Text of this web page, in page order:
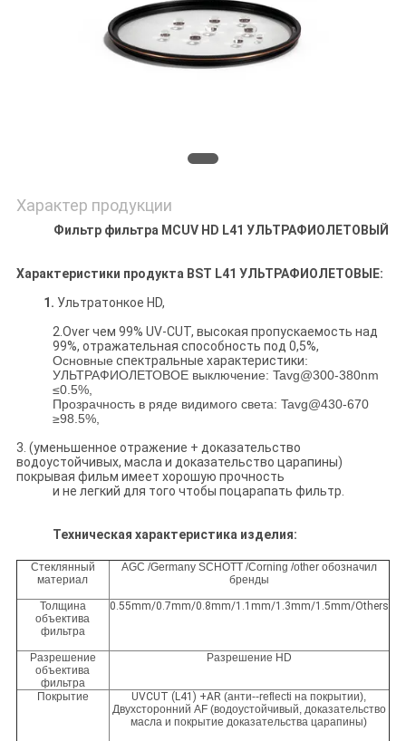
Характер продукции
Фильтр фильтра MCUV HD L41 УЛЬТРАФИОЛЕТОВЫЙ
Характеристики продукта BST L41 УЛЬТРАФИОЛЕТОВЫЕ:
1. Ультратонкое HD,
2.Over чем 99% UV-CUT, высокая пропускаемость над
99%, отражательная способность под 0,5%,
Основные спектральные характеристики:
УЛЬТРАФИОЛЕТОВОЕ выключение: Tavg@300-380nm
≤0.5%,
Прозрачность в ряде видимого света: Tavg@430-670
≥98.5%,
3. (уменьшенное отражение + доказательство
водоустойчивых, масла и доказательство царапины)
покрывая фильм имеет хорошую прочность
и не легкий для того чтобы поцарапать фильтр.
Техническая характеристика изделия:
Стеклянный
материал
AGC /Germany SCHOTT /Corning /other обозначил
бренды
Толщина
объектива
фильтра
0.55mm/0.7mm/0.8mm/1.1mm/1.3mm/1.5mm/Others
Разрешение
объектива
фильтра
Разрешение HD
Покрытие UVCUT (L41) +AR(анти--reflecti на покрытии),
Двухсторонний AF (водоустойчивый, доказательство
масла и покрытие доказательства царапины)